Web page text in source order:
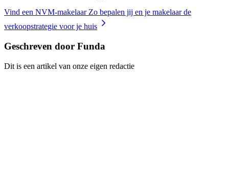
Vind een NVM-makelaarZo bepalen jij en je makelaar de
verkoopstrategie voor je huis
Geschreven door Funda
Dit is een artikel van onze eigen redactie